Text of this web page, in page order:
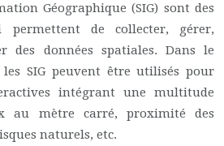
Géographique (SIG) sont des
permettent de collecter, gérer,
des données spatiales. Dans le
SIG peuvent être utilisés pour
intégrant une multitude
au mètre carré, proximité des
naturels, etc.